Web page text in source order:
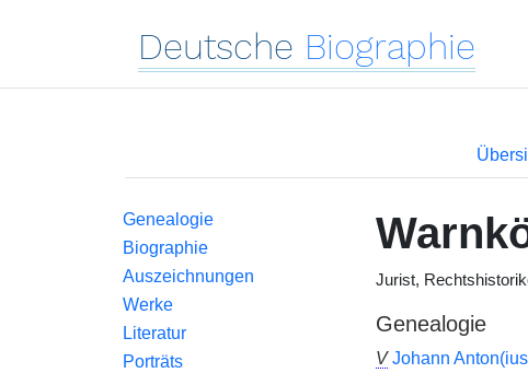
Deutsche Biographie
Genealogie
Biographie
Auszeichnungen
Werke
Literatur
Porträts
Jurist,
Genealogie
V Johann